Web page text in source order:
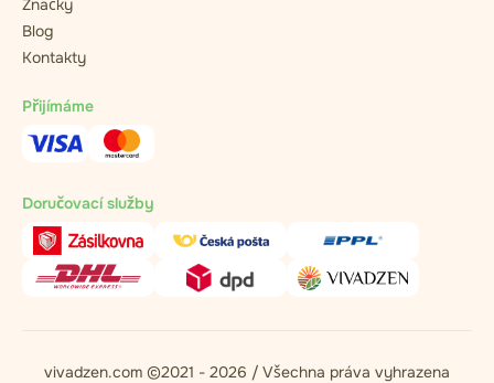
Značky
Blog
Kontakty
Přijímáme
Doručovací služby
vivadzen.com ©2021 - 2026 / Všechna práva vyhrazena